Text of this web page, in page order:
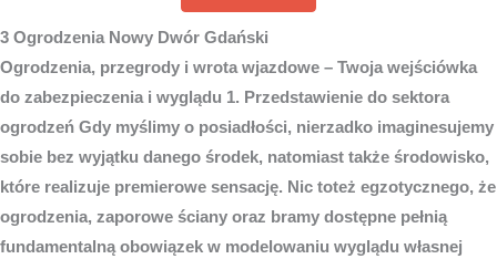
3 Ogrodzenia Nowy Dwór Gdański
Ogrodzenia, przegrody i wrota wjazdowe – Twoja wejściówka
do zabezpieczenia i wyglądu 1. Przedstawienie do sektora
ogrodzeń Gdy myślimy o posiadłości, nierzadko imaginesujemy
sobie bez wyjątku danego środek, natomiast także środowisko,
które realizuje premierowe sensację. Nic toteż egzotycznego, że
ogrodzenia, zaporowe ściany oraz bramy dostępne pełnią
fundamentalną obowiązek w modelowaniu wyglądu własnej